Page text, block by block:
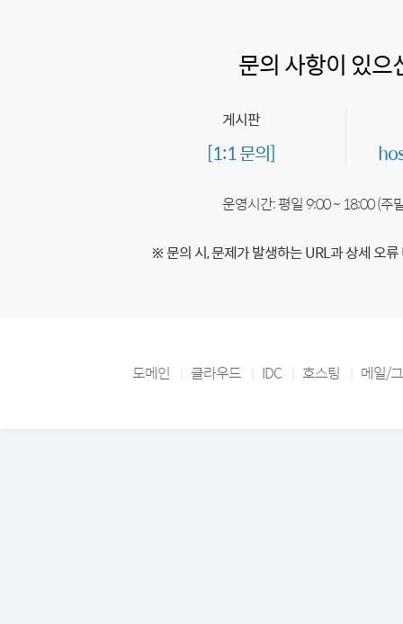
문의 사항이 있으
게시판
[1:1 문의]
운영시간: 평일 9:00 ~ 18:00 (주
※ 문의 시, 문제가 발생하는 URL과 상세 오
도메인 클라우드 IDC 호스팅 메일/